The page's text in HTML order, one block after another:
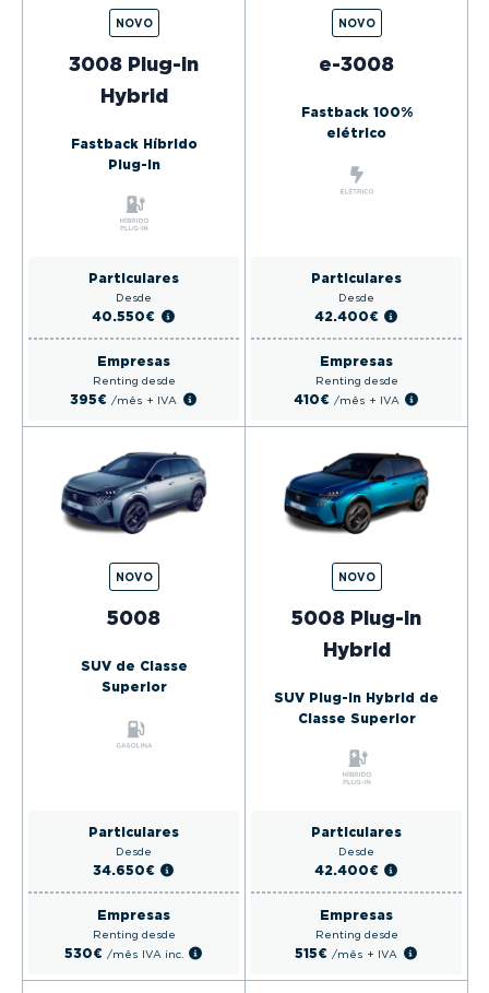
NOVO
3008 Plug-in
Hybrid
Fastback Híbrido
Plug-in
Particulares
Desde
40.550€
Empresas
Renting desde
395€ /mês + IVA
NOVO
e-3008
Fastback 100%
elétrico
Particulares
Desde
42.400€
Empresas
Renting desde
410€ /mês + IVA
NOVO
5008
SUV de Classe
Superior
Particulares
Desde
34.650€
Empresas
Renting desde
530€ /mês IVA inc.
NOVO
5008 Plug-in
Hybrid
SUV Plug-in Hybrid de
Classe Superior
Particulares
Desde
42.400€
Empresas
Renting desde
515€ /mês + IVA